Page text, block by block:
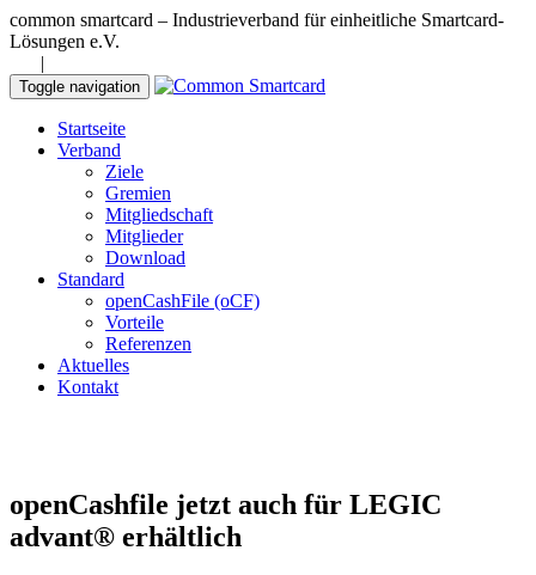
common smartcard – Industrieverband für einheitliche Smartcard-
Lösungen e.V.
|
Toggle navigation
Startseite
Verband
Ziele
Gremien
Mitgliedschaft
Mitglieder
Download
Standard
openCashFile (oCF)
Vorteile
Referenzen
Aktuelles
Kontakt
openCashfile jetzt auch für LEGIC
advant® erhältlich